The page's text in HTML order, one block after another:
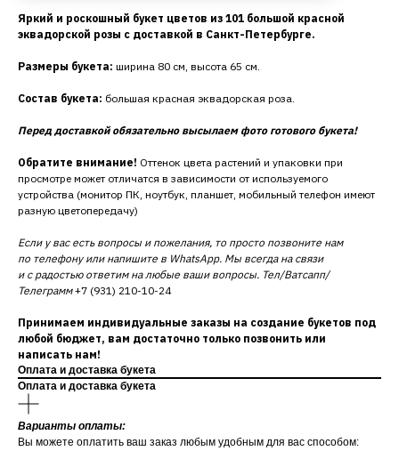
Яркий и роскошный букет цветов из 101 большой красной
эквадорской розы с доставкой в Санкт-Петербурге.
Размеры букета: ширина 80 см, высота 65 см.
Состав букета: большая красная эквадорская роза.
Перед доставкой обязательно высылаем фото готового букета!
Обратите внимание! Оттенок цвета растений и упаковки при
просмотре может отличатся в зависимости от используемого
устройства (монитор ПК, ноутбук, планшет, мобильный телефон имеют
разную цветопередачу)
Если у вас есть вопросы и пожелания, то просто позвоните нам
по телефону или напишите в WhatsApp. Мы всегда на связи
и с радостью ответим на любые ваши вопросы. Тел/Ватсапп/
Телеграмм+7 (931) 210-10-24
Принимаем индивидуальные заказы на создание букетов под
любой бюджет, вам достаточно только позвонить или
написать нам!
Оплата и доставка букета
Оплата и доставка букета
Варианты оплаты:
Вы можете оплатить ваш заказ любым удобным для вас способом: